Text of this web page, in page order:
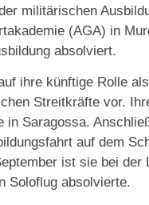
militärischen
(AGA) in
absolviert.
ihre künftige Rolle
Streitkräfte vor.
in Saragossa.
auf dem
ist sie bei
Soloflug absolvierte.